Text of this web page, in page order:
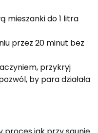
mieszanki do 1 litra
przez 20 minut bez
przykryj
by para działała